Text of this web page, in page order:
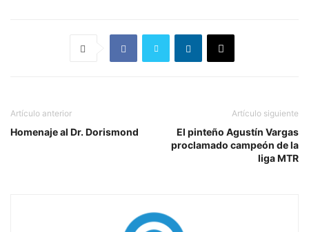
Artículo anterior
Homenaje al Dr. Dorismond
Artículo siguiente
El pinteño Agustín Vargas
proclamado campeón de la
liga MTR